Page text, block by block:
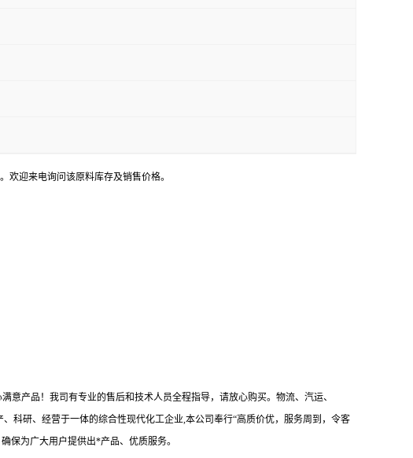
迎来电询问该原料库存及销售价格。
产品！我司有专业的售后和技术人员全程指导，请放心购买。物流、汽运、
科研、经营于一体的综合性现代化工企业,本公司奉行“高质价优，服务周到，令客
保为广大用户提供出*产品、优质服务。